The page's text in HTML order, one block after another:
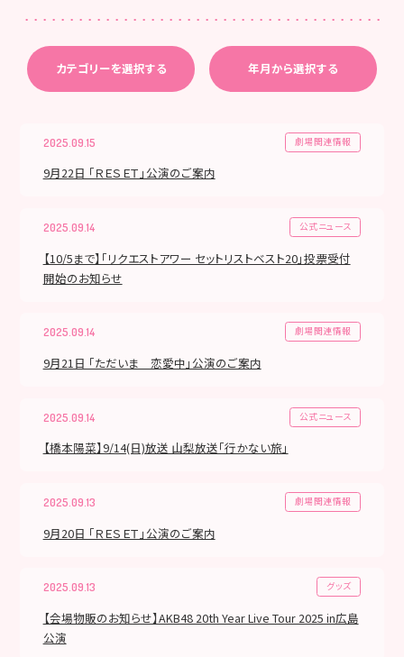
カテゴリーを選択する 年月から選択する
2025.09.15 劇場関連情報
9月22日 「ＲＥＳＥＴ」公演のご案内
2025.09.14 公式ニュース
【10/5まで】「リクエストアワー セットリストベスト20」投票受付
開始のお知らせ
2025.09.14 劇場関連情報
9月21日 「ただいま 恋愛中」公演のご案内
2025.09.14 公式ニュース
【橋本陽菜】9/14(日)放送 山梨放送「行かない旅」
2025.09.13 劇場関連情報
9月20日 「ＲＥＳＥＴ」公演のご案内
2025.09.13 グッズ
【会場物販のお知らせ】AKB48 20th Year Live Tour 2025 in広島
公演